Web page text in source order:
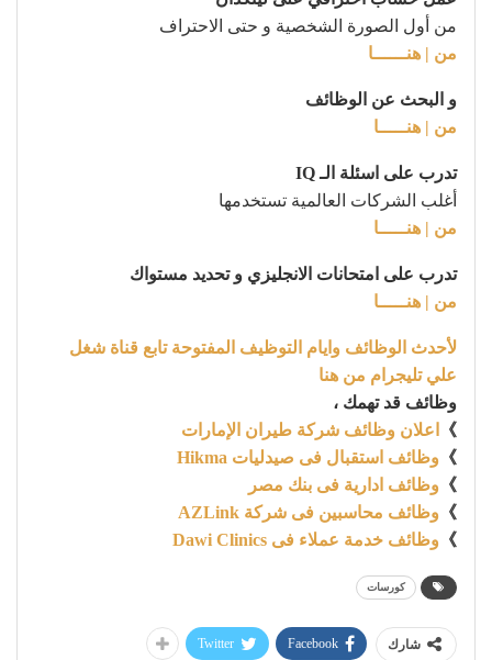
من أول الصورة الشخصية و حتى الاحتراف
من | هنــــــا
و البحث عن الوظائف
من | هنـــــا
تدرب على اسئلة الـ IQ
أغلب الشركات العالمية تستخدمها
من | هنـــــا
تدرب على امتحانات الانجليزي و تحديد مستواك
من | هنـــــا
لأحدث الوظائف وايام التوظيف المفتوحة تابع قناة شغل
علي تليجرام من هنا
وظائف قد تهمك ،
》
اعلان وظائف شركة طيران الإمارات
》 وظائف استقبال فى صيدليات Hikma
》 وظائف ادارية فى بنك مصر
》 وظائف محاسبين فى شركة AZLink
》 وظائف خدمة عملاء فى Dawi Clinics
كورسات
شارك Facebook
Twitter